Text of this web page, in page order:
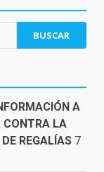
A
CONTRA LA
REGALÍAS 7